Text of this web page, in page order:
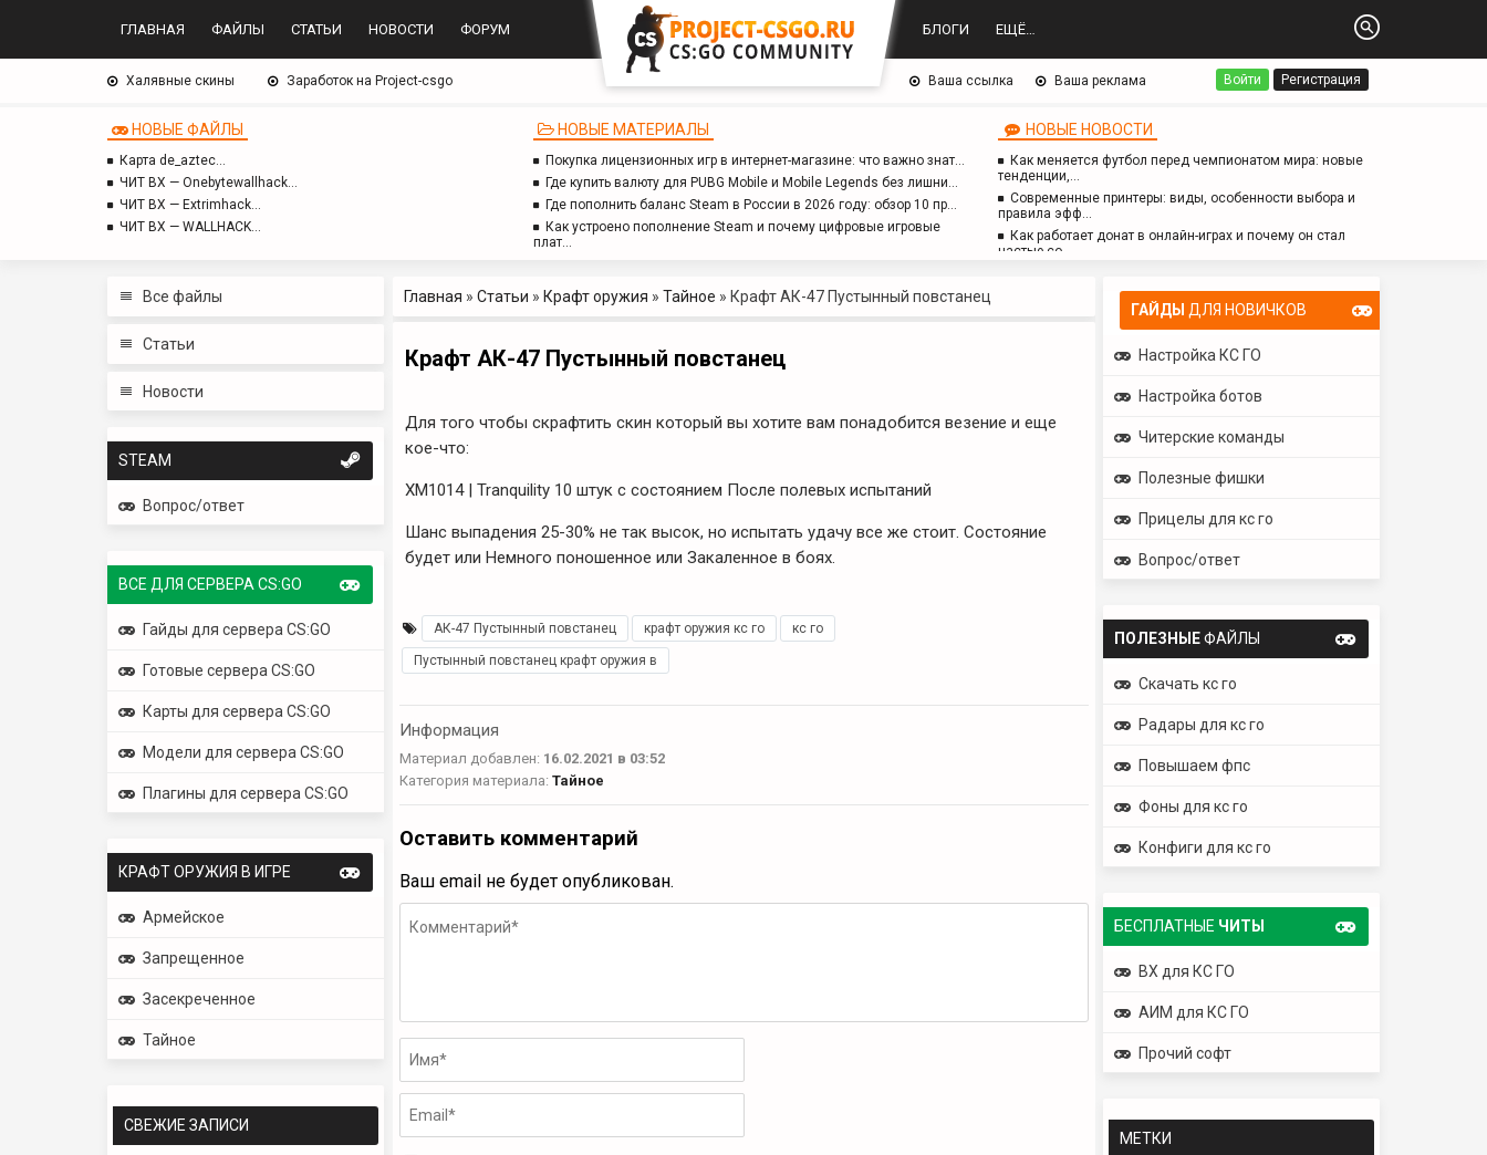
ГЛАВНАЯ ФАЙЛЫ СТАТЬИ НОВОСТИ ФОРУМ БЛОГИ ЕЩЁ…
Халявные скины Заработок на Project-csgo Ваша ссылка Ваша реклама Войти Регистрация
НОВЫЕ ФАЙЛЫ
Карта de_aztec…
ЧИТ BX — Onebytewallhack…
ЧИТ BX — Extrimhack…
ЧИТ BX — WALLHACK…
НОВЫЕ МАТЕРИАЛЫ
Покупка лицензионных игр в интернет-магазине: что важно знат…
Где купить валюту для PUBG Mobile и Mobile Legends без лишни…
Где пополнить баланс Steam в России в 2026 году: обзор 10 пр…
Как устроено пополнение Steam и почему цифровые игровые
плат…
НОВЫЕ НОВОСТИ
Как меняется футбол перед чемпионатом мира: новые
тенденции,…
Современные принтеры: виды, особенности выбора и
правила эфф…
Как работает донат в онлайн-играх и почему он стал
частью со…
Все файлы
Статьи
Новости
STEAM
Вопрос/ответ
ВСЕ ДЛЯ СЕРВЕРА CS:GO
Гайды для сервера CS:GO
Готовые сервера CS:GO
Карты для сервера CS:GO
Модели для сервера CS:GO
Плагины для сервера CS:GO
КРАФТ ОРУЖИЯ В ИГРЕ
Армейское
Запрещенное
Засекреченное
Тайное
СВЕЖИЕ ЗАПИСИ
ГАЙДЫ ДЛЯ НОВИЧКОВ
Настройка КС ГО
Настройка ботов
Читерские команды
Полезные фишки
Прицелы для кс го
Вопрос/ответ
ПОЛЕЗНЫЕФАЙЛЫ
Скачать кс го
Радары для кс го
Повышаем фпс
Фоны для кс го
Конфиги для кс го
БЕСПЛАТНЫЕ ЧИТЫ
ВХ для КС ГО
АИМ для КС ГО
Прочий софт
МЕТКИ
Главная » Статьи » Крафт оружия » Тайное » Крафт АК-47 Пустынный повстанец
Крафт АК-47 Пустынный повстанец
Для того чтобы скрафтить скин который вы хотите вам понадобится везение и еще
кое-что:
XM1014 | Tranquility 10 штук с состоянием После полевых испытаний
Шанс выпадения 25-30% не так высок, но испытать удачу все же стоит. Состояние
будет или Немного поношенное или Закаленное в боях.
АК-47 Пустынный повстанец крафт оружия кс го кс го
Пустынный повстанец крафт оружия в
Информация
Материал добавлен: 16.02.2021 в 03:52
Категория материала: Тайное
Оставить комментарий
Ваш email не будет опубликован.